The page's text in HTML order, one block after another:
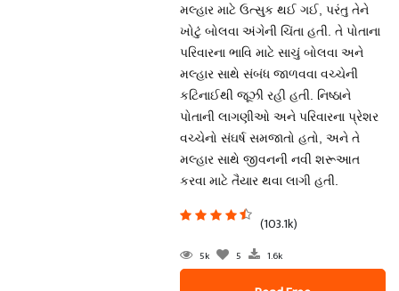
મલ્હાર માટે ઉત્સુક થઈ ગઈ, પરંતુ તેને
ખોટું બોલવા અંગેની ચિંતા હતી. તે પોતાના
પરિવારના ભાવિ માટે સાચું બોલવા અને
મલ્હાર સાથે સંબંધ જાળવવા વચ્ચેની
કટિનાઈથી જૂઝી રહી હતી. નિષ્ઠાને
પોતાની લાગણીઓ અને પરિવારના પ્રેશર
વચ્ચેનો સંઘર્ષ સમજાતો હતો, અને તે
મલ્હાર સાથે જીવનની નવી શરૂઆત
કરવા માટે તૈયાર થવા લાગી હતી.
(103.1k)
5k 5 1.6k